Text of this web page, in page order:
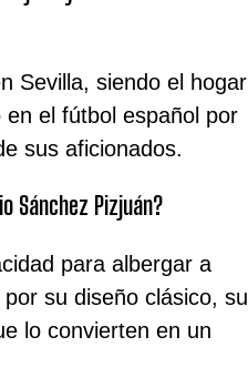
Sevilla, siendo el hogar
el fútbol español por
sus aficionados.
Sánchez Pizjuán?
para albergar a
su diseño clásico, su
lo convierten en un